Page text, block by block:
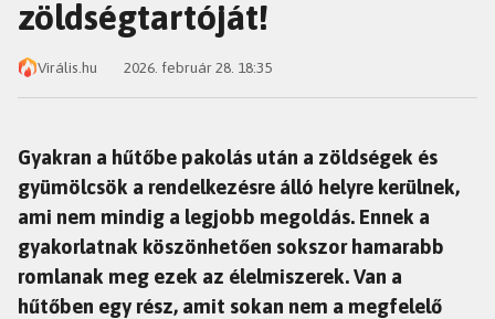
zöldségtartóját!
Virális.hu 2026. február 28. 18:35
Gyakran a hűtőbe pakolás után a zöldségek és
gyümölcsök a rendelkezésre álló helyre kerülnek,
ami nem mindig a legjobb megoldás. Ennek a
gyakorlatnak köszönhetően sokszor hamarabb
romlanak meg ezek az élelmiszerek. Van a
hűtőben egy rész, amit sokan nem a megfelelő